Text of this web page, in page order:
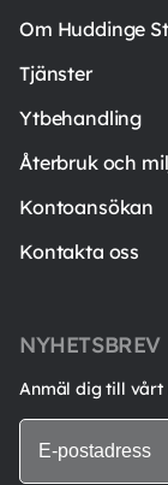
Om Huddinge
Tjänster
Ytbehandling
Återbruk och
Kontoansökan
Kontakta oss
NYHETSBREV
Anmäl dig till vårt